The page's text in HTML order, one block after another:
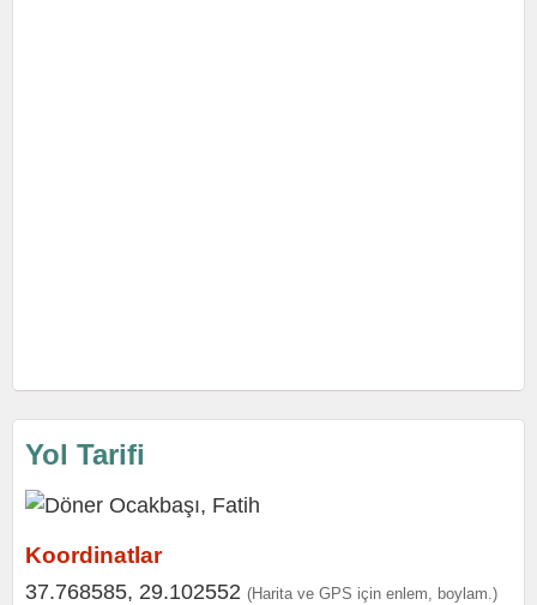
Yol Tarifi
Koordinatlar
37.768585, 29.102552 (Harita ve GPS için enlem, boylam.)